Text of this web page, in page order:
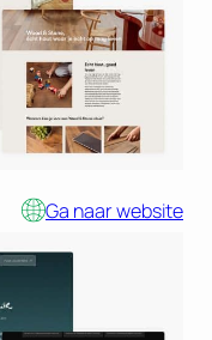
Ga naar website